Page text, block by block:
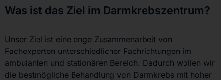
Was ist das Ziel im Darmkrebszentrum?
Unser Ziel ist eine enge Zusammenarbeit von
Fachexperten unterschiedlicher Fachrichtungen im
ambulanten und stationären Bereich. Dadurch wollen wir
die bestmögliche Behandlung von Darmkrebs mit hoher